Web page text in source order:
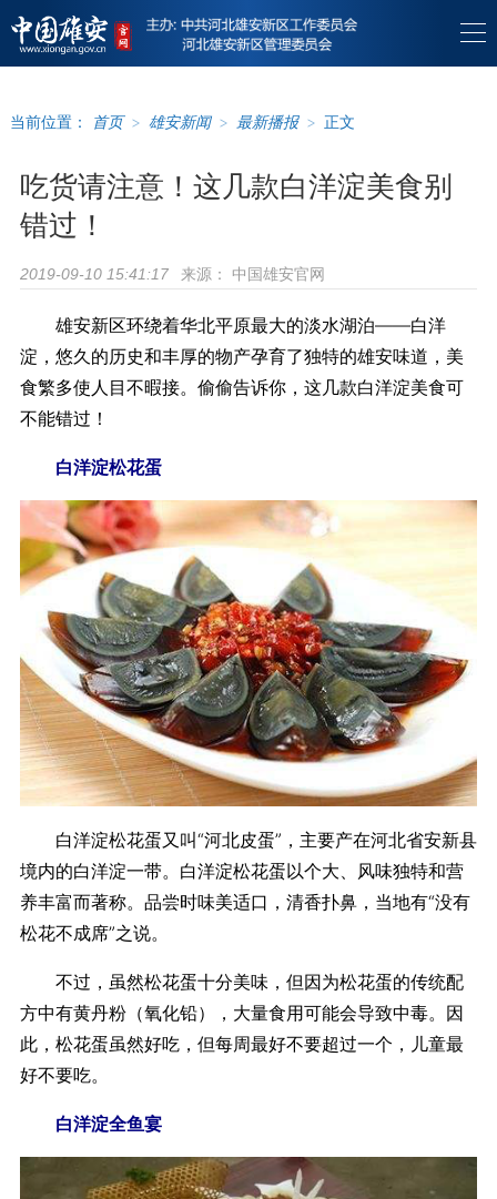
当前位置： 首页 > 雄安新闻 > 最新播报 > 正文
吃货请注意！这几款白洋淀美食别
错过！
2019-09-10 15:41:17 来源： 中国雄安官网
雄安新区环绕着华北平原最大的淡水湖泊——白洋
淀，悠久的历史和丰厚的物产孕育了独特的雄安味道，美
食繁多使人目不暇接。偷偷告诉你，这几款白洋淀美食可
不能错过！
白洋淀松花蛋
白洋淀松花蛋又叫“河北皮蛋”，主要产在河北省安新县
境内的白洋淀一带。白洋淀松花蛋以个大、风味独特和营
养丰富而著称。品尝时味美适口，清香扑鼻，当地有“没有
松花不成席”之说。
不过，虽然松花蛋十分美味，但因为松花蛋的传统配
方中有黄丹粉（氧化铅），大量食用可能会导致中毒。因
此，松花蛋虽然好吃，但每周最好不要超过一个，儿童最
好不要吃。
白洋淀全鱼宴